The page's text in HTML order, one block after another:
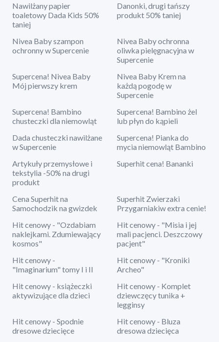
Nawilżany papier
toaletowy Dada Kids 50%
taniej
Danonki, drugi tańszy
produkt 50% taniej
Nivea Baby szampon
ochronny w Supercenie
Nivea Baby ochronna
oliwka pielęgnacyjna w
Supercenie
Supercena! Nivea Baby
Mój pierwszy krem
Nivea Baby Krem na
każdą pogodę w
Supercenie
Supercena! Bambino
chusteczki dla niemowląt
Supercena! Bambino żel
lub płyn do kąpieli
Dada chusteczki nawilżane
w Supercenie
Supercena! Pianka do
mycia niemowląt Bambino
Artykuły przemysłowe i
tekstylia -50% na drugi
produkt
Superhit cena! Bananki
Cena Superhit na
Samochodzik na gwizdek
Superhit Zwierzaki
Przygarniakiw extra cenie!
Hit cenowy - "Ozdabiam
naklejkami. Zdumiewający
kosmos"
Hit cenowy - "Misia i jej
mali pacjenci. Deszczowy
pacjent"
Hit cenowy -
"Imaginarium" tomy I i II
Hit cenowy - "Kroniki
Archeo"
Hit cenowy - książeczki
aktywizujące dla dzieci
Hit cenowy - Komplet
dziewczęcy tunika +
legginsy
Hit cenowy - Spodnie
dresowe dziecięce
Hit cenowy - Bluza
dresowa dziecięca